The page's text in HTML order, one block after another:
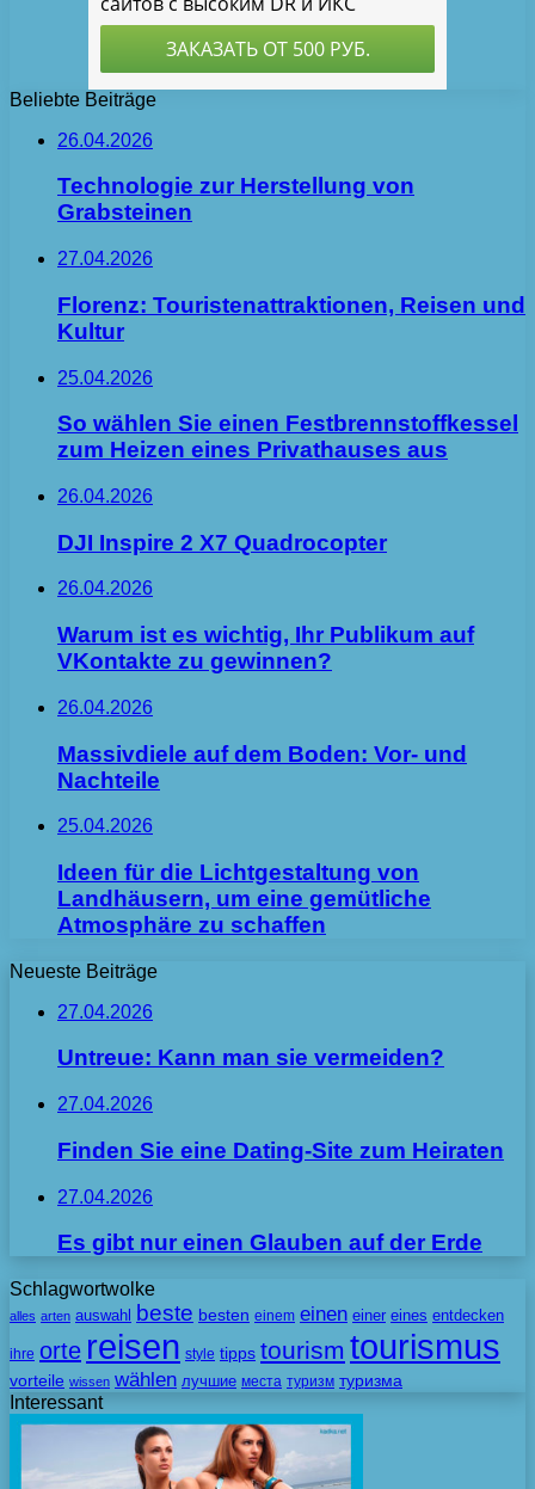
Beliebte Beiträge
26.04.2026
Technologie zur Herstellung von
Grabsteinen
27.04.2026
Florenz: Touristenattraktionen, Reisen und
Kultur
25.04.2026
So wählen Sie einen Festbrennstoffkessel
zum Heizen eines Privathauses aus
26.04.2026
DJI Inspire 2 X7 Quadrocopter
26.04.2026
Warum ist es wichtig, Ihr Publikum auf
VKontakte zu gewinnen?
26.04.2026
Massivdiele auf dem Boden: Vor- und
Nachteile
25.04.2026
Ideen für die Lichtgestaltung von
Landhäusern, um eine gemütliche
Atmosphäre zu schaffen
Neueste Beiträge
27.04.2026
Untreue: Kann man sie vermeiden?
27.04.2026
Finden Sie eine Dating-Site zum Heiraten
27.04.2026
Es gibt nur einen Glauben auf der Erde
Schlagwortwolke
alles arten auswahl beste besten einem einen einer eines entdecken
ihre orte reisen style tipps tourism tourismus
vorteile wissen wählen лучшие места туризм туризма
Interessant